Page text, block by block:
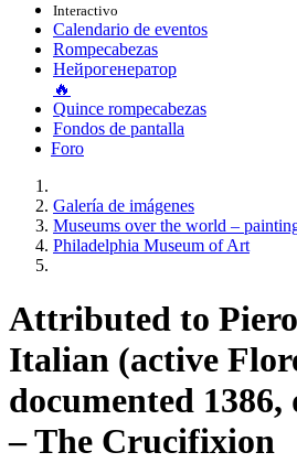
Interactivo
Calendario de eventos
Rompecabezas
Нейрогенератор
🔥
Quince rompecabezas
Fondos de pantalla
Foro
Galería de imágenes
Museums over the world –
Philadelphia Museum of Art
Attributed to
Italian (active
documented 1386,
– The Crucifixion